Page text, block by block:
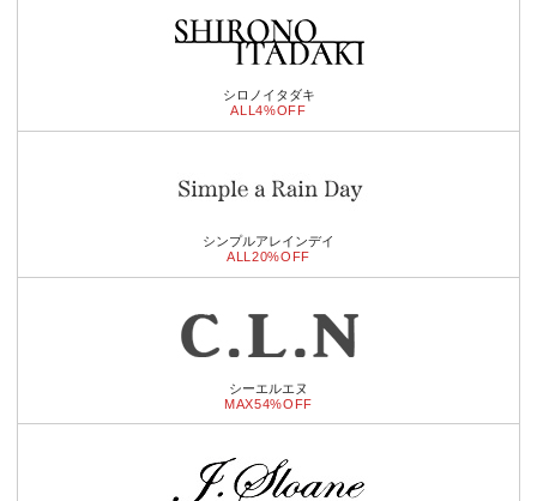
シロノイタダキ
ALL4%OFF
シンプルアレインデイ
ALL20%OFF
シーエルエヌ
MAX54%OFF